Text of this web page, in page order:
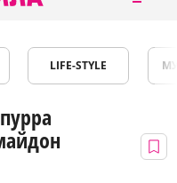
LIFE-STYLE